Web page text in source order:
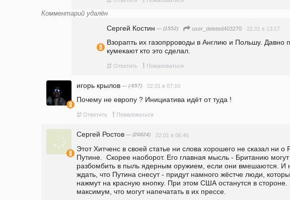
Комментарий удалён
Сергей Костин — (1552) user_deleted403270 22.01 в 13:17
Взорапть их газопрроводы в Англию и Польшу. Давно
кумекают кто это сделал.
# Ответить ! Пожаловаться
игорь крылов — (-957) 22.01 в 07:10
Почему не европу ? Инициатива идёт от туда !
# Ответить ! Пожаловаться
Сергей Ростов — (26824) 22.01 в 06:46
Этот Хитченс в своей статье ни слова хорошего не сказал ни о
Путине.  Скорее наоборот. Его главная мысль - Британию могут
разбомбить в пыль ядерным оружием, если они вмешаются. И
ждать, что Путина снесут - придут намного жёстче люди,
нажмут на красную кнопку. При этом США останутся в стороне.
максимум, что могут напечатать в их прессе.